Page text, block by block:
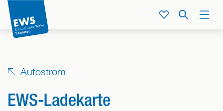
Direkt
zum
Inhalt
Menü
Suche
Service
Autostrom
EWS-Ladekarte